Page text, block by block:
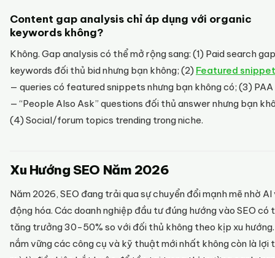
Content gap analysis chỉ áp dụng với organic
keywords không?
Không. Gap analysis có thể mở rộng sang: (1) Paid search
keywords đối thủ bid nhưng bạn không; (2) Featured snippet
— queries có featured snippets nhưng bạn không có; (3)
— “People Also Ask” questions đối thủ answer nhưng bạn
(4) Social/forum topics trending trong niche.
Xu Hướng SEO Năm 2026
Năm 2026, SEO đang trải qua sự chuyển đổi mạnh mẽ nhờ
động hóa. Các doanh nghiệp đầu tư đúng hướng vào SEO có
tăng trưởng 30-50% so với đối thủ không theo kịp xu
nắm vững các công cụ và kỹ thuật mới nhất không còn là lợi